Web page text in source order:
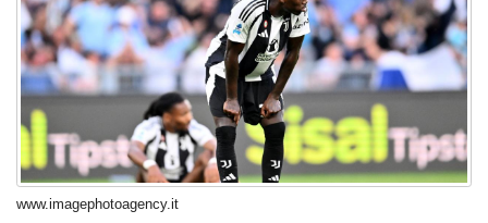
www.imagephotoagency.it